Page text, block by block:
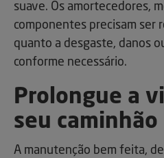
suave. Os amortecedores,
componentes precisam ser
quanto a desgaste, danos
conforme necessário.
Prolongue a
seu caminhão
A manutenção bem feita,